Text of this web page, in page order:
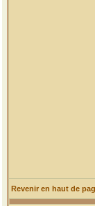
Revenir en haut de